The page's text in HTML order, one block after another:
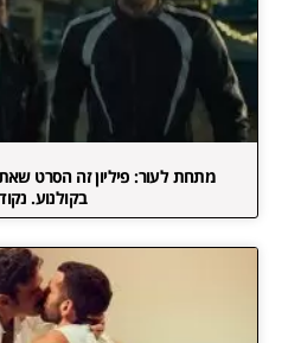
מתחת לעור: פיליון זה הסרט
בקולנוע.